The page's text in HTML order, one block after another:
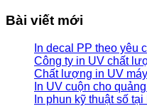
Bài viết mới
In decal PP theo yêu
Công ty in UV chất
Chất lượng in UV
In UV cuộn cho
In phun kỹ thuật số